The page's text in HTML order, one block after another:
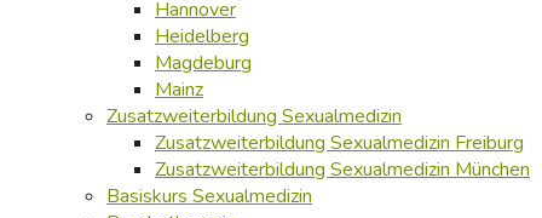
Hannover
Heidelberg
Magdeburg
Mainz
Zusatzweiterbildung Sexualmedizin
Zusatzweiterbildung Sexualmedizin Freiburg
Zusatzweiterbildung Sexualmedizin München
Basiskurs Sexualmedizin